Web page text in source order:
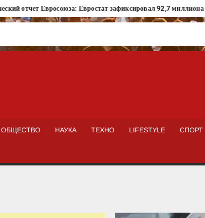
Евросоюза: Евростат зафиксировал 92,7 миллиона человек
ОБЩЕСТВО НАУКА ТЕХНО LIFESTYLE СПОРТ